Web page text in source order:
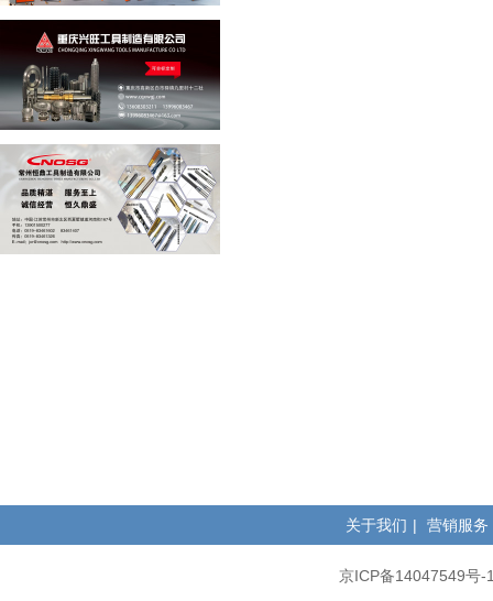
关于我们 | 营销服务
京ICP备14047549号-